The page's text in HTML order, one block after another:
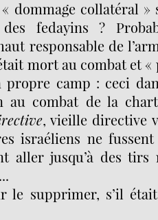
dommage collatéral »
fedayins ?
responsable de
mort au combat et «
propre camp : ceci
au combat de la
, vieille directive
israéliens ne
aller jusqu’à des
le supprimer, s’il